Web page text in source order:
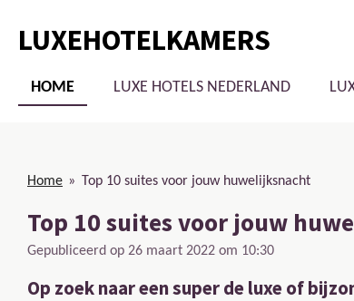
direct
hoofdinhoud
LUXEHOTELKAMERS
HOME LUXE HOTELS NEDERLAND
Home » Top 10 suites voor jouw huwelijksnacht
Top 10 suites voor jouw
Gepubliceerd op 26 maart 2022 om 10:30
Op zoek naar een super de luxe of